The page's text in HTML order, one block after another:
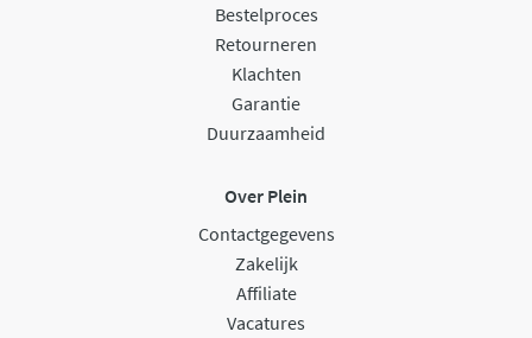
Bestelproces
Retourneren
Klachten
Garantie
Duurzaamheid
Over Plein
Contactgegevens
Zakelijk
Affiliate
Vacatures